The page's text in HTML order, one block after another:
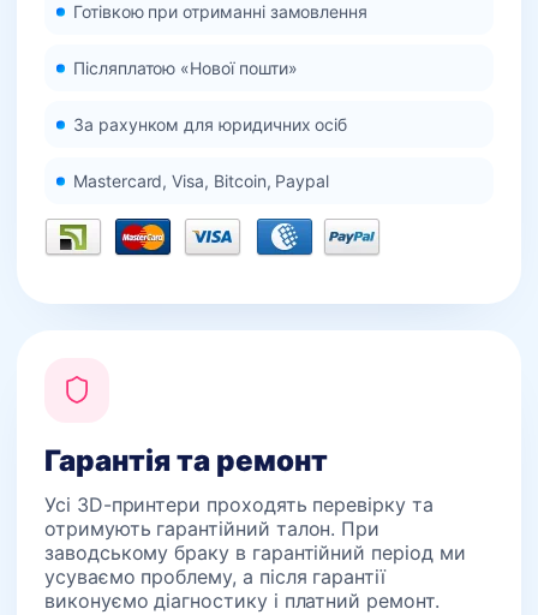
Готівкою при отриманні замовлення
Післяплатою «Нової пошти»
За рахунком для юридичних осіб
Mastercard, Visa, Bitcoin, Paypal
Гарантія та ремонт
Усі 3D-принтери проходять перевірку та
отримують гарантійний талон. При
заводському браку в гарантійний період ми
усуваємо проблему, а після гарантії
виконуємо діагностику і платний ремонт.